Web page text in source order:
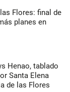
Flores: final de
planes en
Henao, tablado
Santa Elena
de las Flores